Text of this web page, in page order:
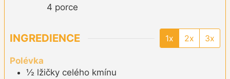
4 porce
INGREDIENCE 1x 2x 3x
Polévka
½ lžičky celého kmínu